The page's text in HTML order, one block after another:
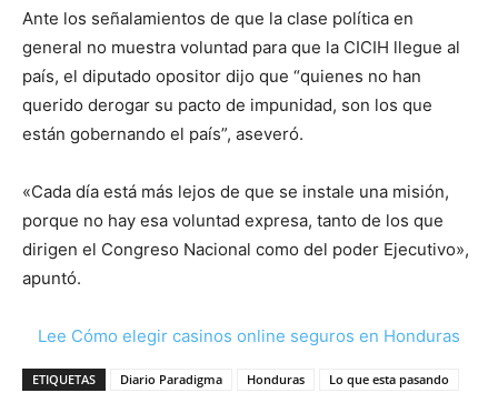
Ante los señalamientos de que la clase política en
general no muestra voluntad para que la CICIH llegue al
país, el diputado opositor dijo que “quienes no han
querido derogar su pacto de impunidad, son los que
están gobernando el país”, aseveró.
«Cada día está más lejos de que se instale una misión,
porque no hay esa voluntad expresa, tanto de los que
dirigen el Congreso Nacional como del poder Ejecutivo»,
apuntó.
Lee Cómo elegir casinos online seguros en Honduras
ETIQUETAS Diario Paradigma Honduras
Lo que esta pasando